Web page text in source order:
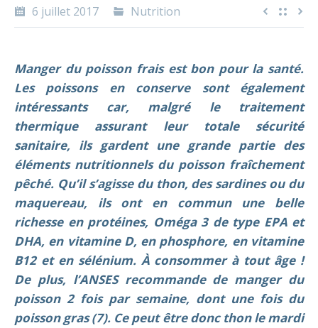
6 juillet 2017 Nutrition
Manger du poisson frais est bon pour la santé.
Les poissons en conserve sont également
intéressants car, malgré le traitement
thermique assurant leur totale sécurité
sanitaire, ils gardent une grande partie des
éléments nutritionnels du poisson fraîchement
pêché. Qu’il s’agisse du thon, des sardines ou du
maquereau, ils ont en commun une belle
richesse en protéines, Oméga 3 de type EPA et
DHA, en vitamine D, en phosphore, en vitamine
B12 et en sélénium. À consommer à tout âge !
De plus, l’ANSES recommande de manger du
poisson 2 fois par semaine, dont une fois du
poisson gras (7). Ce peut être donc thon le mardi